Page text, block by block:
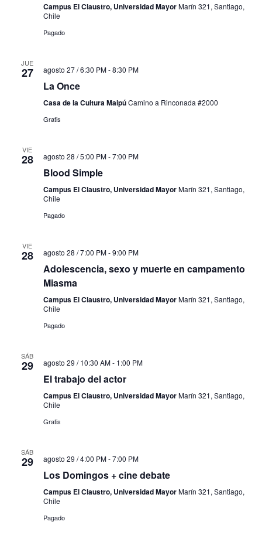
Campus El Claustro, Universidad MayorMarín 321, Santiago,
Chile
Pagado
JUE
27 agosto 27 / 6:30 PM-8:30 PM
La Once
Casa de la Cultura MaipúCamino a Rinconada #2000
Gratis
VIE
28 agosto 28 / 5:00 PM-7:00 PM
Blood Simple
Campus El Claustro, Universidad MayorMarín 321, Santiago,
Chile
Pagado
VIE
28 agosto 28 / 7:00 PM-9:00 PM
Adolescencia, sexo y muerte en campamento
Miasma
Campus El Claustro, Universidad MayorMarín 321, Santiago,
Chile
Pagado
SÁB
29 agosto 29 / 10:30 AM- 1:00 PM
El trabajo del actor
Campus El Claustro, Universidad MayorMarín 321, Santiago,
Chile
Gratis
SÁB
29 agosto 29 / 4:00 PM-7:00 PM
Los Domingos + cine debate
Campus El Claustro, Universidad MayorMarín 321, Santiago,
Chile
Pagado